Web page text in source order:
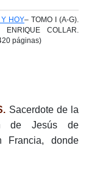
HOY– TOMO I (A-G).
ENRIQUE COLLAR.
páginas)
Sacerdote de la
de Jesús de
Francia, donde